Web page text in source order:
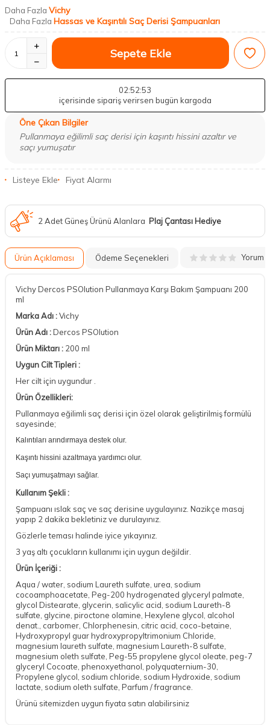
Daha Fazla Vichy
Daha Fazla Hassas ve Kaşıntılı Saç Derisi Şampuanları
Sepete Ekle
02:52:52
içerisinde sipariş verirsen bugün kargoda
Öne Çıkan Bilgiler
Pullanmaya eğilimli saç derisi için kaşıntı hissini azaltır ve
saçı yumuşatır
Listeye Ekle Fiyat Alarmı
2 Adet Güneş Ürünü Alanlara Plaj Çantası Hediye
Ürün Açıklaması Ödeme Seçenekleri Yorum
Vichy Dercos PSOlution Pullanmaya Karşı Bakım Şampuanı 200
ml
Marka Adı :Vıchy
Ürün Adı :Dercos PSOlution
Ürün Miktarı : 200 ml
Uygun Cilt Tipleri :
Her cilt için uygundur .
Ürün Özellikleri:
Pullanmaya eğilimli saç derisi için özel olarak geliştirilmiş formülü
sayesinde;
Kalıntıları arındırmaya destek olur.
Kaşıntı hissini azaltmaya yardımcı olur.
Saçı yumuşatmayı sağlar.
Kullanım Şekli :
Şampuanı ıslak saç ve saç derisine uygulayınız. Nazikçe masaj
yapıp 2 dakika bekletiniz ve durulayınız.
Gözlerle teması halinde iyice yıkayınız.
3 yaş altı çocukların kullanımı için uygun değildir.
Ürün İçeriği :
Aqua / water, sodium Laureth sulfate, urea, sodium
cocoamphoacetate, Peg-200 hydrogenated glyceryl palmate,
glycol Distearate, glycerin, salicylic acid, sodium Laureth-8
sulfate, glycine, piroctone olamine, Hexylene glycol, alcohol
denat., carbomer, Chlorphenesin, citric acid, coco-betaine,
Hydroxypropyl guar hydroxypropyltrimonium Chloride,
magnesium laureth sulfate, magnesium Laureth-8 sulfate,
magnesium oleth sulfate, Peg-55 propylene glycol oleate, peg-7
glyceryl Cocoate, phenoxyethanol, polyquaternium-30,
Propylene glycol, sodium chloride, sodium Hydroxide, sodium
lactate, sodium oleth sulfate, Parfum / fragrance.
Ürünü sitemizden uygun fiyata satın alabilirsiniz